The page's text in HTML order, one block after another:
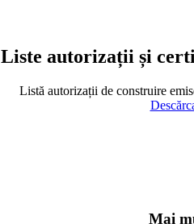
Liste autorizații și
Listă autorizații de construire
Mai